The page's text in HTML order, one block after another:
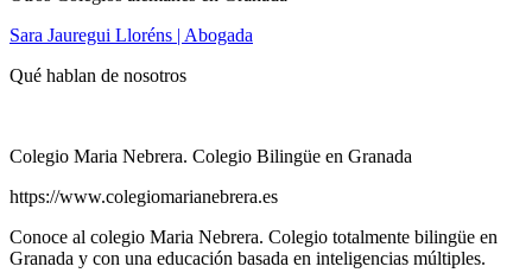
Sara Jauregui Lloréns | Abogada
Qué hablan de nosotros
Colegio Maria Nebrera. Colegio Bilingüe en Granada
https://www.colegiomarianebrera.es
Conoce al colegio Maria Nebrera. Colegio totalmente bilingüe en
Granada y con una educación basada en inteligencias múltiples.